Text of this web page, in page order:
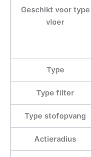
Geschikt voor type
vloer
Type
Type filter
Type stofopvang
Actieradius